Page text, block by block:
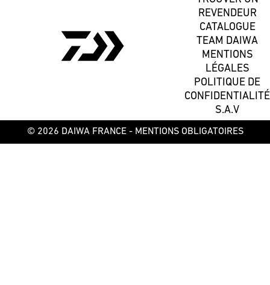
REVENDEUR
CATALOGUE
TEAM DAIWA
MENTIONS
LÉGALES
POLITIQUE DE
CONFIDENTIALITÉ
S.A.V
© 2026 DAIWA FRANCE - MENTIONS OBLIGATOIRES